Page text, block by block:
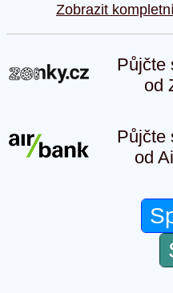
Zobrazit
Půjčte
od
Půjčte
od